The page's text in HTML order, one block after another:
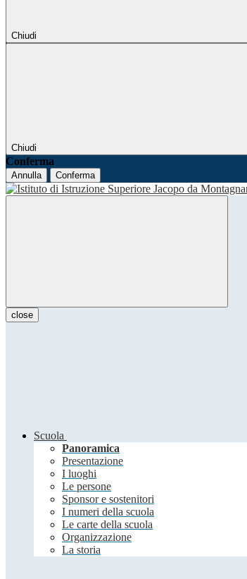
Chiudi
Chiudi
Conferma
Annulla Conferma
close
Scuola
Panoramica
Presentazione
I luoghi
Le persone
Sponsor e sostenitori
I numeri della scuola
Le carte della scuola
Organizzazione
La storia